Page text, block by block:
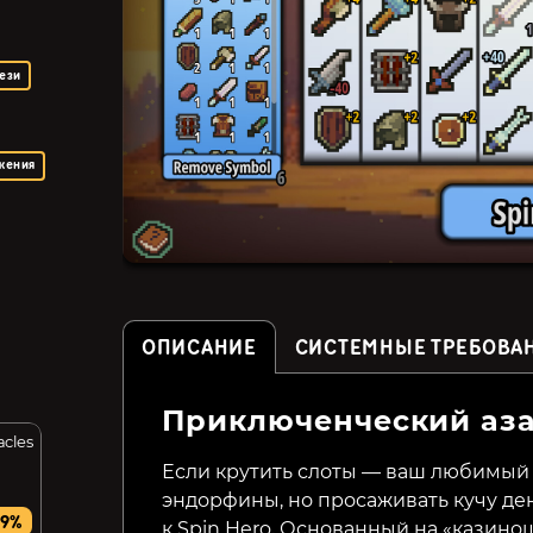
9% 99₽ 51%
ОПИСАНИЕ СИСТЕМНЫЕ
Приключенческий
Если крутить слоты — ваш
эндорфины, но просаживать кучу